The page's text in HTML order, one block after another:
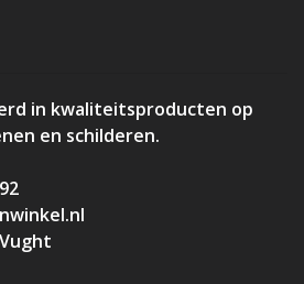
in kwaliteitsproducten op
en schilderen.